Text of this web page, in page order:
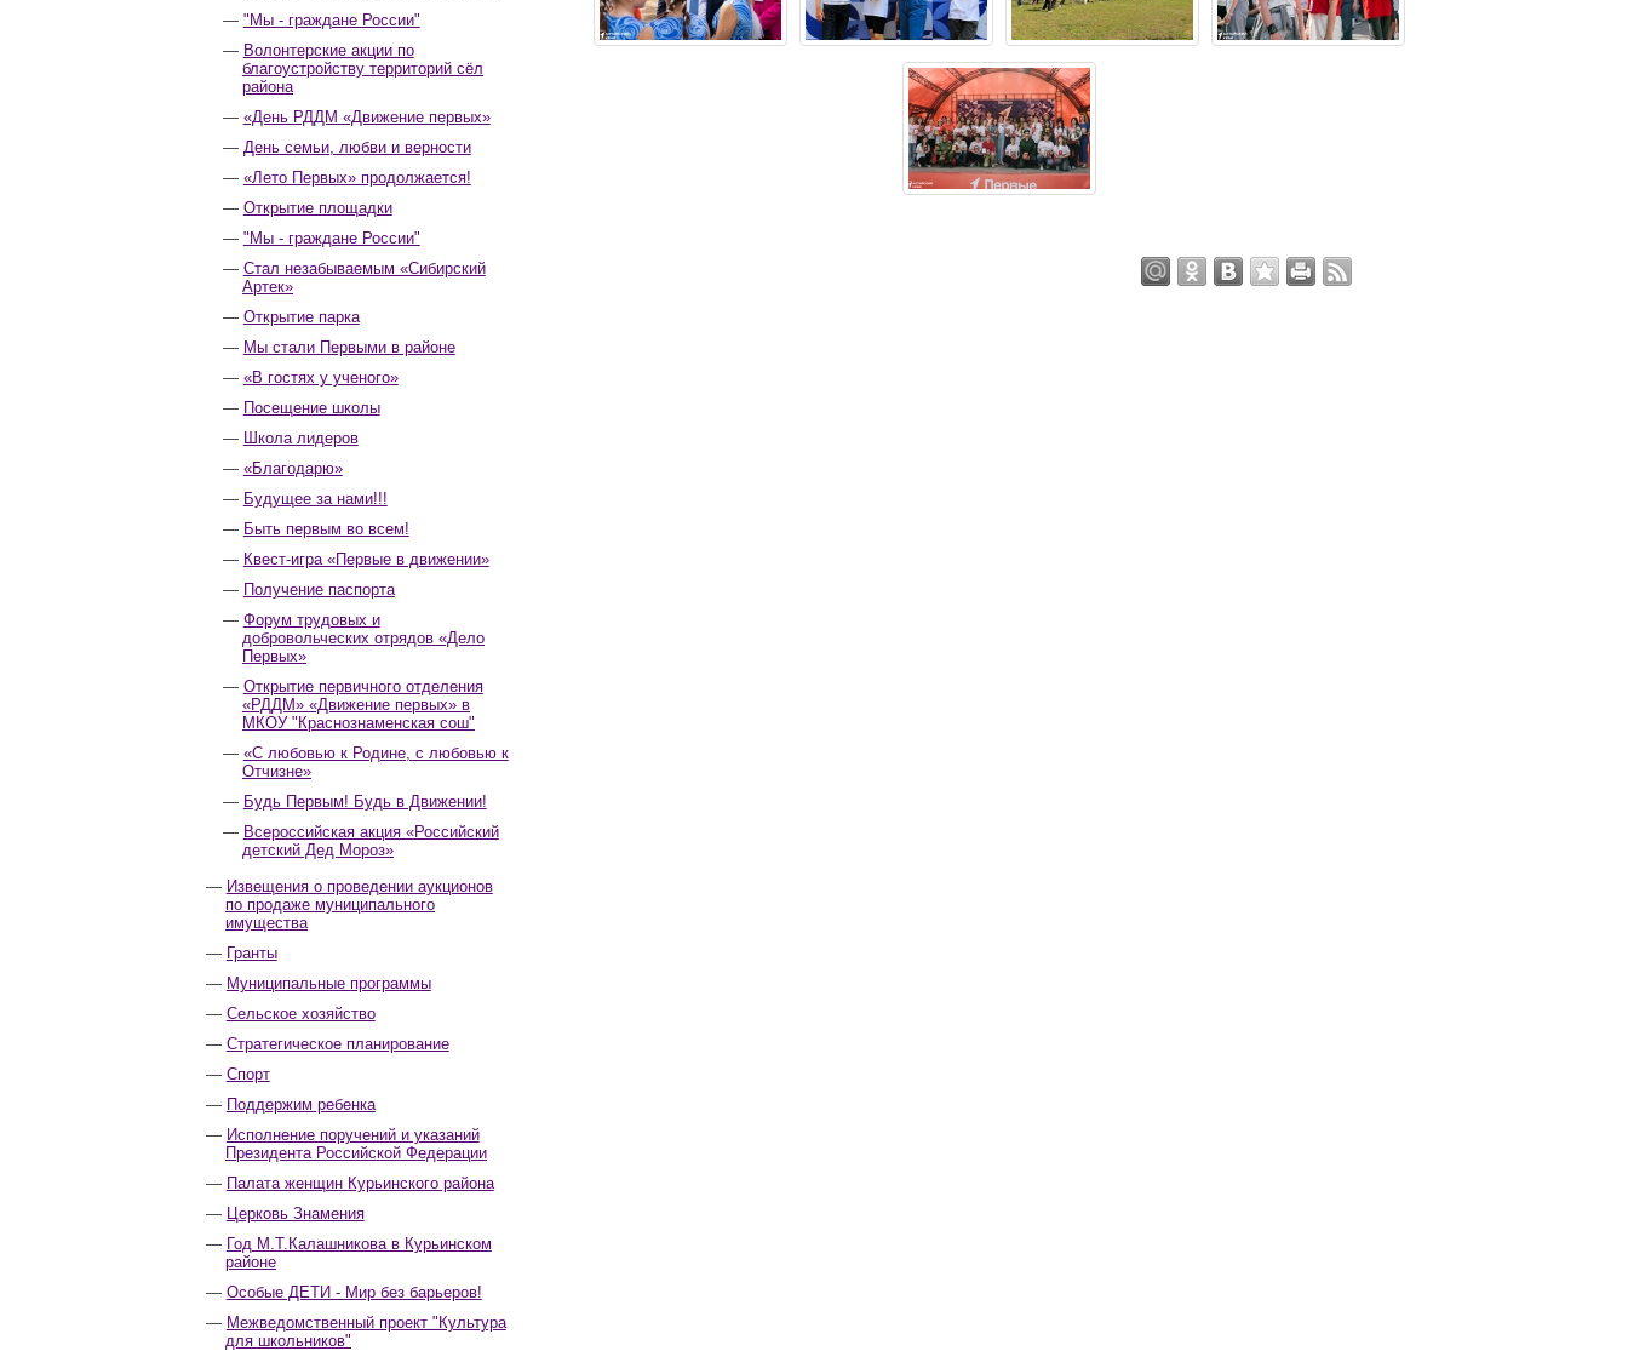
"Мы - граждане России"
Волонтерские акции по
благоустройству территорий сёл
района
«День РДДМ «Движение первых»
День семьи, любви и верности
«Лето Первых» продолжается!
Открытие площадки
"Мы - граждане России"
Стал незабываемым «Сибирский
Артек»
Открытие парка
Мы стали Первыми в районе
«В гостях у ученого»
Посещение школы
Школа лидеров
«Благодарю»
Будущее за нами!!!
Быть первым во всем!
Квест-игра «Первые в движении»
Получение паспорта
Форум трудовых и
добровольческих отрядов «Дело
Первых»
Открытие первичного отделения
«РДДМ» «Движение первых» в
МКОУ "Краснознаменская сош"
«С любовью к Родине, с любовью к
Отчизне»
Будь Первым! Будь в Движении!
Всероссийская акция «Российский
детский Дед Мороз»
Извещения о проведении аукционов
по продаже муниципального
имущества
Гранты
Муниципальные программы
Сельское хозяйство
Стратегическое планирование
Спорт
Поддержим ребенка
Исполнение поручений и указаний
Президента Российской Федерации
Палата женщин Курьинского района
Церковь Знамения
Год М.Т.Калашникова в Курьинском
районе
Особые ДЕТИ - Мир без барьеров!
Межведомственный проект "Культура
для школьников"